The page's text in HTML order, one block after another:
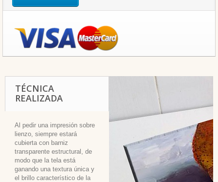
TÉCNICA
REALIZADA
Al pedir una impresión sobre
lienzo, siempre estará
cubierta con barniz
transparente estructural, de
modo que la tela está
ganando una textura única y
el brillo característico de la